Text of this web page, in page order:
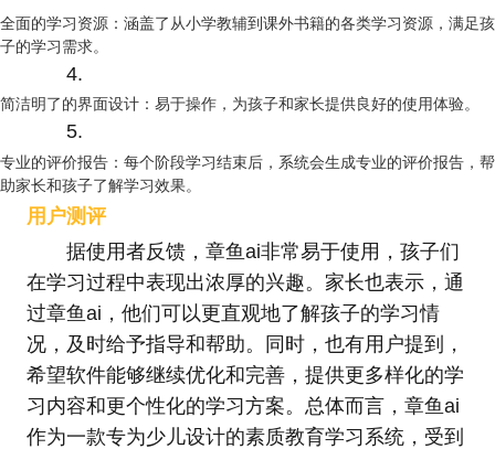
全面的学习资源：涵盖了从小学教辅到课外书籍的各类学习资源，满足孩
子的学习需求。
4.
简洁明了的界面设计：易于操作，为孩子和家长提供良好的使用体验。
5.
专业的评价报告：每个阶段学习结束后，系统会生成专业的评价报告，帮
助家长和孩子了解学习效果。
用户测评
据使用者反馈，章鱼ai非常易于使用，孩子们
在学习过程中表现出浓厚的兴趣。家长也表示，通
过章鱼ai，他们可以更直观地了解孩子的学习情
况，及时给予指导和帮助。同时，也有用户提到，
希望软件能够继续优化和完善，提供更多样化的学
习内容和更个性化的学习方案。总体而言，章鱼ai
作为一款专为少儿设计的素质教育学习系统，受到